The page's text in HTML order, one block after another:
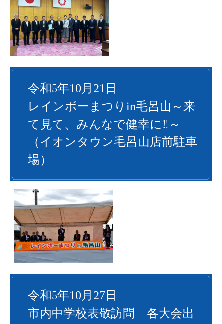
令和5年10月21日
レインボーまつりin毛呂山～来
て見て、みんなで健幸に‼～
（イオンタウン毛呂山店前駐車
場）
令和5年10月27日
市内中学校表敬訪問 各大会出